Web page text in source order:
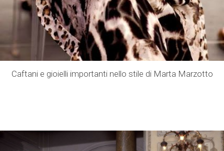
Caftani e gioielli importanti nello stile di Marta Marzotto